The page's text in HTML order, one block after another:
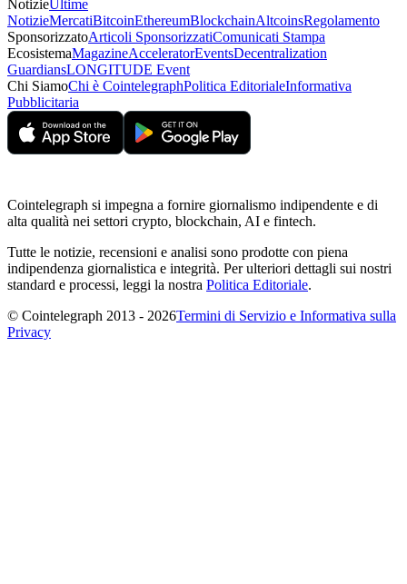
NotizieUltime
NotizieMercatiBitcoinEthereumBlockchainAltcoinsRegolamento
SponsorizzatoArticoli SponsorizzatiComunicati Stampa
EcosistemaMagazineAcceleratorEventsDecentralization
GuardiansLONGITUDE Event
Chi SiamoChi è CointelegraphPolitica EditorialeInformativa
Pubblicitaria
Cointelegraph si impegna a fornire giornalismo indipendente e di
alta qualità nei settori crypto, blockchain, AI e fintech.
Tutte le notizie, recensioni e analisi sono prodotte con piena
indipendenza giornalistica e integrità. Per ulteriori dettagli sui nostri
standard e processi, leggi la nostra Politica Editoriale.
© Cointelegraph 2013 - 2026Termini di Servizio e Informativa sulla
Privacy